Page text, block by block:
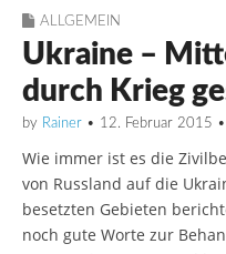
ALLGEMEIN
Ukraine –
durch Krieg
by Rainer • 12. Februar 2015 •
Wie immer ist es die
von Russland auf die
besetzten Gebieten
noch gute Worte zur